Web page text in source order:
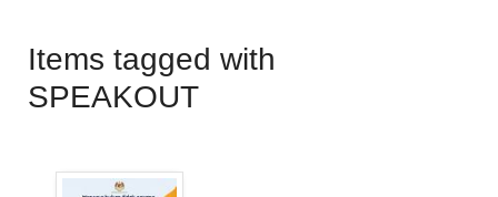
Items tagged with
SPEAKOUT